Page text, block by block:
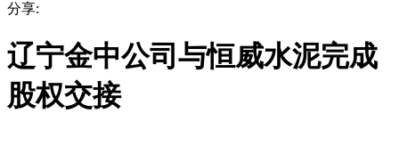
分享:
辽宁金中公司与恒威水泥完成
股权交接